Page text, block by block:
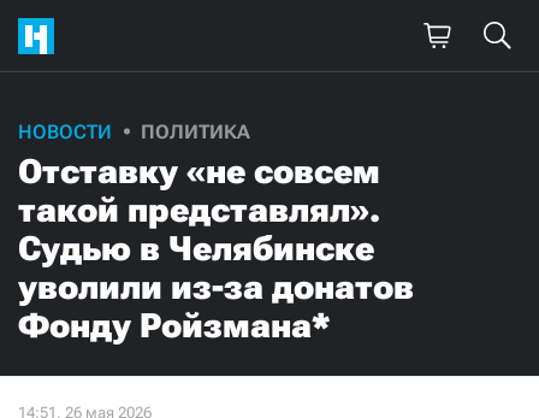
НОВОСТИ ПОЛИТИКА
Отставку «не совсем
такой представлял».
Судью в Челябинске
уволили из-за донатов
Фонду Ройзмана*